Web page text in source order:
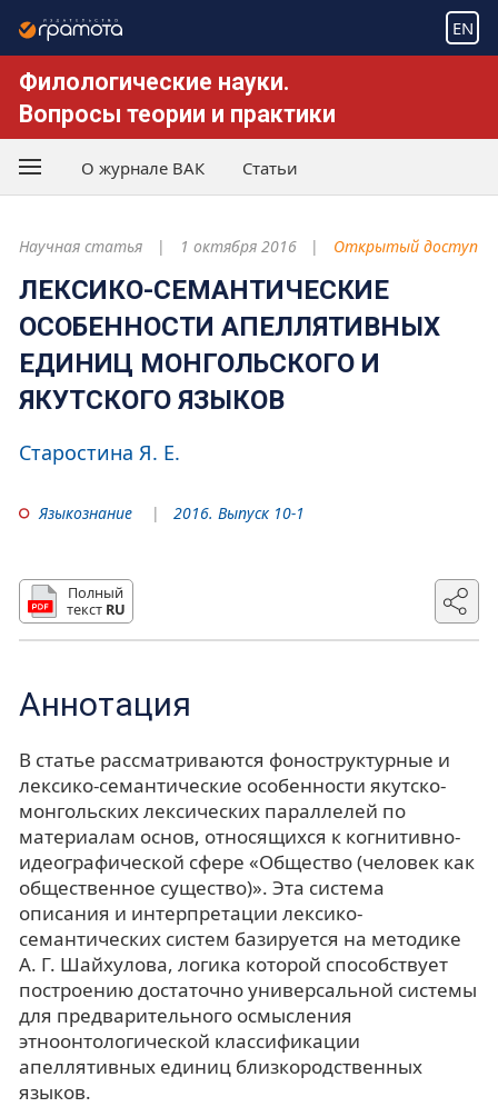
EN
Филологические науки.
Вопросы теории и практики
О журнале ВАК Статьи
Научная статья 1 октября 2016 Открытый доступ
ЛЕКСИКО-СЕМАНТИЧЕСКИЕ
ОСОБЕННОСТИ АПЕЛЛЯТИВНЫХ
ЕДИНИЦ МОНГОЛЬСКОГО И
ЯКУТСКОГО ЯЗЫКОВ
Старостина Я. Е.
Языкознание 2016. Выпуск 10-1
Полный
текст RU
Аннотация
В статье рассматриваются фоноструктурные и
лексико-семантические особенности якутско-
монгольских лексических параллелей по
материалам основ, относящихся к когнитивно-
идеографической сфере «Общество (человек как
общественное существо)». Эта система
описания и интерпретации лексико-
семантических систем базируется на методике
А. Г. Шайхулова, логика которой способствует
построению достаточно универсальной системы
для предварительного осмысления
этноонтологической классификации
апеллятивных единиц близкородственных
языков.